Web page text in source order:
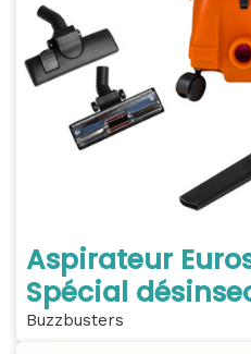
Aspirateur
Spécial
Buzzbusters